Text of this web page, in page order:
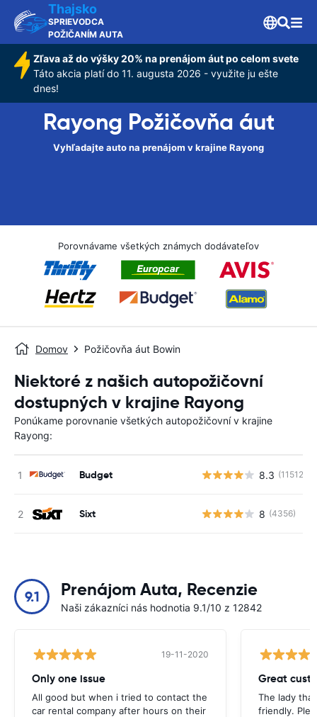
Thajsko
SPRIEVODCA
POŽIČANÍM AUTA
Zľava až do výšky 20% na prenájom áut po celom svete
Táto akcia platí do 11. augusta 2026 - využite ju ešte
dnes!
Rayong Požičovňa áut
Vyhľadajte auto na prenájom v krajine Rayong
Porovnávame všetkých známych dodávateľov
Domov Požičovňa áut Bowin
Niektoré z našich autopožičovní
dostupných v krajine Rayong
Ponúkame porovnanie všetkých autopožičovní v krajine
Rayong:
Budget 8.3 (11512)
Sixt 8 (4356)
9.1 Prenájom Auta, Recenzie
Naši zákazníci nás hodnotia 9.1/10 z 12842
19-11-2020
Only one issue
All good but when i tried to contact the
car rental company after hours on their
Great
The lady
friendly.